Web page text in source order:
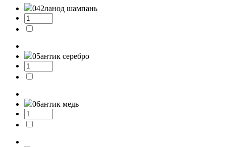
042ланод шампань
05антик серебро
06антик медь